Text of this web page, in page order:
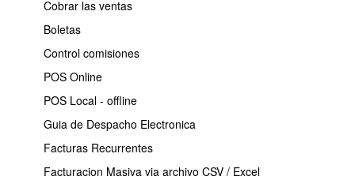
Cobrar las ventas
Boletas
Control comisiones
POS Online
POS Local - offline
Guia de Despacho Electronica
Facturas Recurrentes
Facturacion Masiva via archivo CSV / Excel
despacho → Facturación
Puedes definir que usuarios pueden acceder a cada uno de los
tipos de documento tanto a visualizar como a emitir, de forma
tal que podrías dejar que los vendedores emitan cotizaciones y
notas de venta pero no facturas.
Puedes también definir que solo se facture desde el flujo,
bloqueando el botón nueva factura.